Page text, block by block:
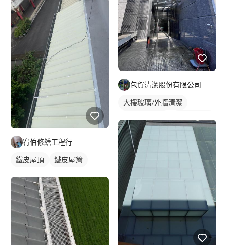
宥伯修繕工程行
鐵皮屋頂 鐵皮屋簷
包賀清潔股份有限公司
大樓玻璃/外牆清潔